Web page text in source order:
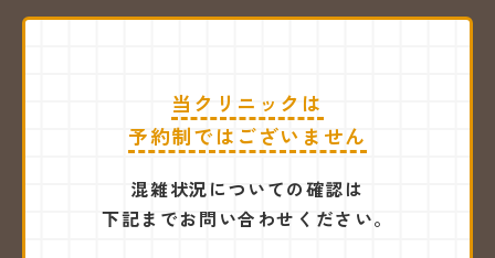
当クリニックは
予約制ではございません
混雑状況についての確認は
下記までお問い合わせください。